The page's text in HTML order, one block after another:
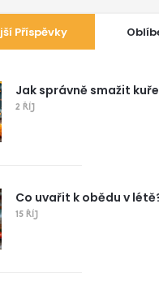
Příspěvky
Jak správně smažit
2 ŘÍJ
Co uvařit k obědu v
15 ŘÍJ